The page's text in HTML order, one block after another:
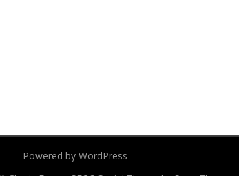
Powered by WordPress